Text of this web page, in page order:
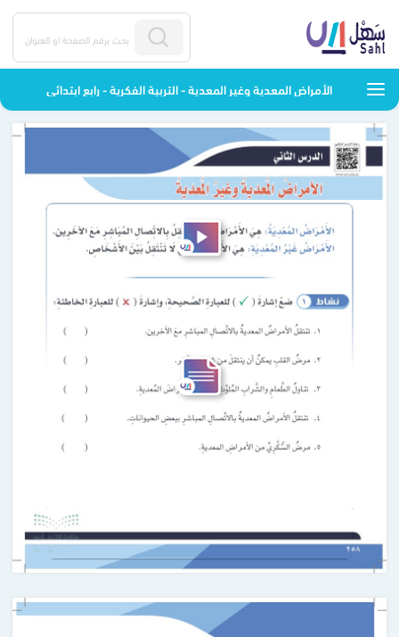
الأمراض المعدية وغير المعدية - التربية الفكرية - رابع ابتدائي